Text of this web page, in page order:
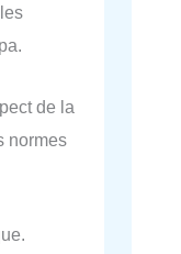
de la
normes